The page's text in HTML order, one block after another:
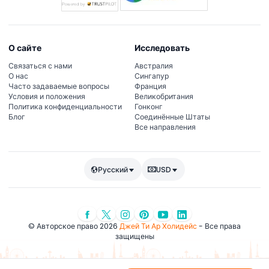
О сайте
Связаться с нами
О нас
Часто задаваемые вопросы
Условия и положения
Политика конфиденциальности
Блог
Исследовать
Австралия
Сингапур
Франция
Великобритания
Гонконг
Соединённые Штаты
Все направления
Русский USD
© Авторское право 2026 Джей Ти Ар Холидейс- Все права
защищены